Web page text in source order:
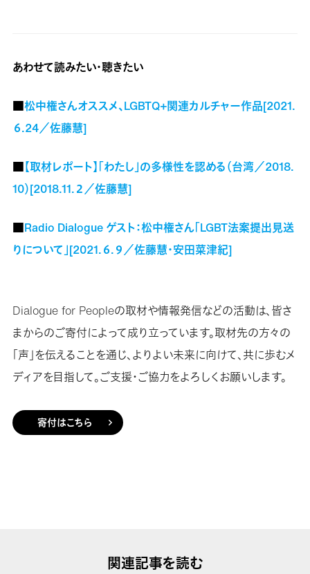
あわせて読みたい・聴きたい
■松中権さんオススメ、LGBTQ+関連カルチャー作品[2021.
６.24／佐藤慧]
■【取材レポート】「わたし」の多様性を認める（台湾／2018.
10）[2018.11.２／佐藤慧]
■Radio Dialogue ゲスト：松中権さん「LGBT法案提出見送
りについて」[2021.６.９／佐藤慧・安田菜津紀]
Dialogue for Peopleの取材や情報発信などの活動は、皆さ
まからのご寄付によって成り立っています。取材先の方々の
「声」を伝えることを通じ、よりよい未来に向けて、共に歩むメ
ディアを目指して。ご支援・ご協力をよろしくお願いします。
寄付はこちら
関連記事を読む